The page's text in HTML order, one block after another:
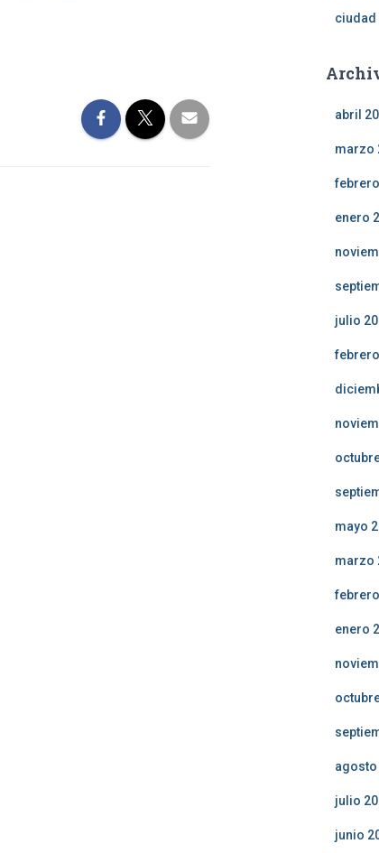
ciudad
abril
marzo
enero
julio
mayo
marzo
enero
agosto
julio
junio